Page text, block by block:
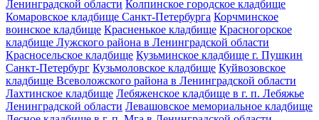
Ленинградской области Колпинское городское кладбище
Комаровское кладбище Санкт-Петербурга Корчминское
воинское кладбище Красненькое кладбище Красногорское
кладбище Лужского района в Ленинградской области
Красносельское кладбище Кузьминское кладбище г. Пушкин
Санкт-Петербург Кузьмоловское кладбище Куйвозовское
кладбище Всеволожского района в Ленинградской области
Лахтинское кладбище Лебяженское кладбище в г. п. Лебяжье
Ленинградской области Левашовское мемориальное кладбище